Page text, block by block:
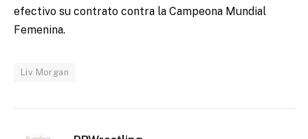
efectivo su contrato contra la Campeona Mundial
Femenina.
Liv Morgan